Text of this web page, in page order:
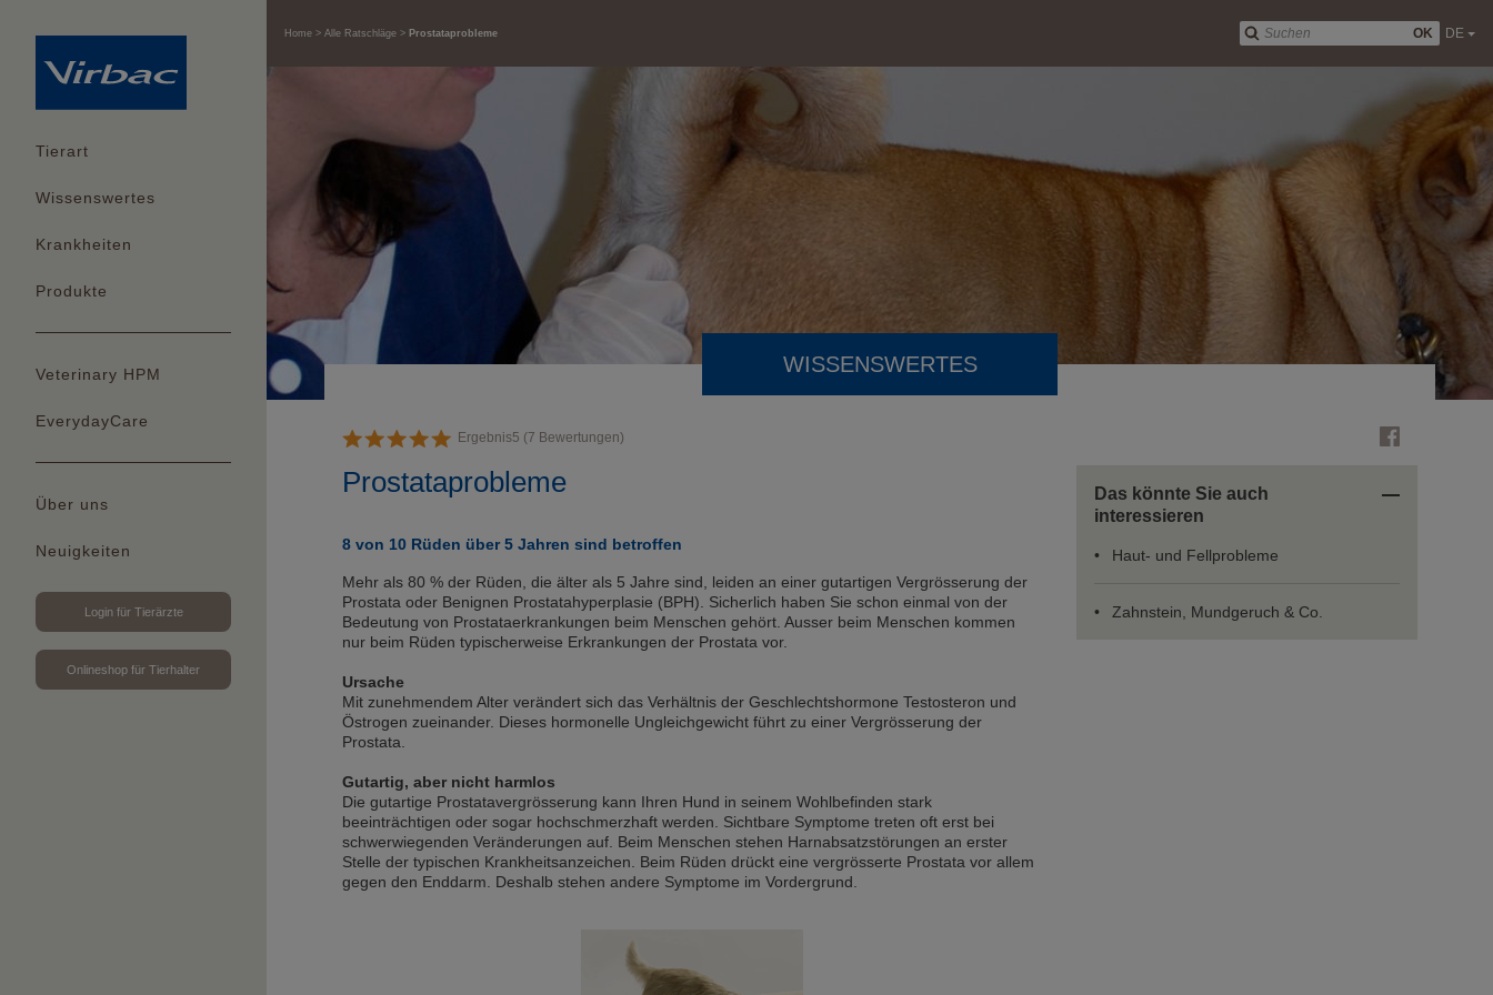
Tierart
Wissenswertes
Krankheiten
Produkte
Veterinary HPM
EverydayCare
Über uns
Neuigkeiten
Login für Tierärzte
Onlineshop für Tierhalter
OK DE
Home Alle Ratschläge Prostataprobleme
WISSENSWERTES
Ergebnis5 (7 Bewertungen)
Prostataprobleme
8 von 10 Rüden über 5 Jahren sind betroffen
Mehr als 80 % der Rüden, die älter als 5 Jahre sind, leiden an einer gutartigen Vergrösserung der
Prostata oder Benignen Prostatahyperplasie (BPH). Sicherlich haben Sie schon einmal von der
Bedeutung von Prostataerkrankungen beim Menschen gehört. Ausser beim Menschen kommen
nur beim Rüden typischerweise Erkrankungen der Prostata vor.
Ursache
Mit zunehmendem Alter verändert sich das Verhältnis der Geschlechtshormone Testosteron und
Östrogen zueinander. Dieses hormonelle Ungleichgewicht führt zu einer Vergrösserung der
Prostata.
Gutartig, aber nicht harmlos
Die gutartige Prostatavergrösserung kann Ihren Hund in seinem Wohlbefinden stark
beeinträchtigen oder sogar hochschmerzhaft werden. Sichtbare Symptome treten oft erst bei
schwerwiegenden Veränderungen auf. Beim Menschen stehen Harnabsatzstörungen an erster
Stelle der typischen Krankheitsanzeichen. Beim Rüden drückt eine vergrösserte Prostata vor allem
gegen den Enddarm. Deshalb stehen andere Symptome im Vordergrund.
Das könnte Sie auch
interessieren
Haut- und Fellprobleme
Zahnstein, Mundgeruch & Co.